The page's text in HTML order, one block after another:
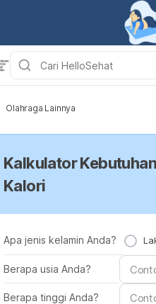
Olahraga Lainnya
Kalkulator Kebutuhan
Kalori
Apa jenis kelamin Anda?
Berapa usia Anda?
Berapa tinggi Anda?